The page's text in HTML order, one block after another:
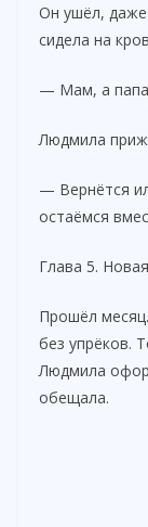
Он ушёл,
сидела на
— Мам, а папа
Людмила
— Вернётся
остаёмся
Глава 5.
Прошёл
без упрёков.
Людмила
обещала.